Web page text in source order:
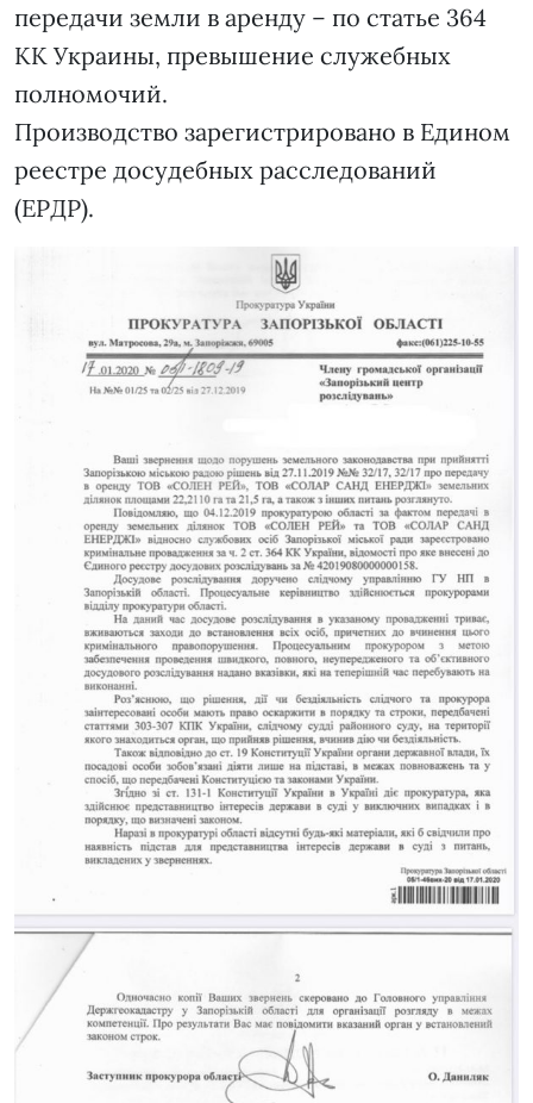
передачи земли в аренду – по статье 364
КК Украины, превышение служебных
полномочий.
Производство зарегистрировано в Едином
реестре досудебных расследований
(ЕРДР).